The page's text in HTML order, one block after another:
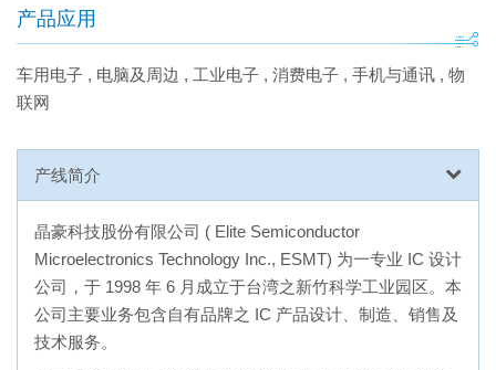
产品应用
车用电子 , 电脑及周边 , 工业电子 , 消费电子 , 手机与通讯 , 物
联网
产线简介
晶豪科技股份有限公司 ( Elite Semiconductor
Microelectronics Technology Inc., ESMT) 为一专业 IC 设计
公司，于 1998 年 6 月成立于台湾之新竹科学工业园区。本
公司主要业务包含自有品牌之 IC 产品设计、制造、销售及
技术服务。